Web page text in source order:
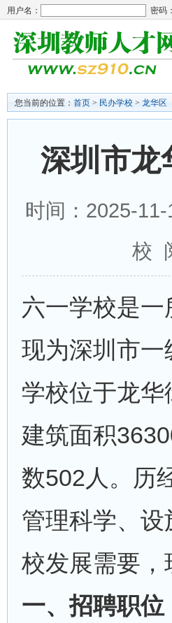
用户名： 密码：
您当前的位置： 首页 > 民办学校 > 龙华区
深圳市龙
时间：2025-
校
六一学校是
现为深圳市
学校位于龙
建筑面积
数502人。历
管理科学、
校发展需要
一、招聘职位